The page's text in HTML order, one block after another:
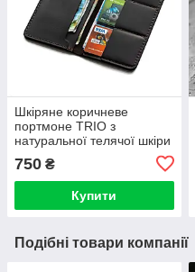
Шкіряне коричневе
портмоне TRIO з
натуральної телячої шкіри
ручної роботи Гаманець
Купюрник
750 ₴
Купити
Подібні товари компанії